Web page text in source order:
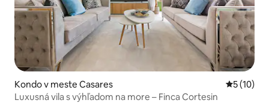
Kondo v meste Casares
5 (10)
Luxusná vila s výhľadom na more – Finca Cortesin